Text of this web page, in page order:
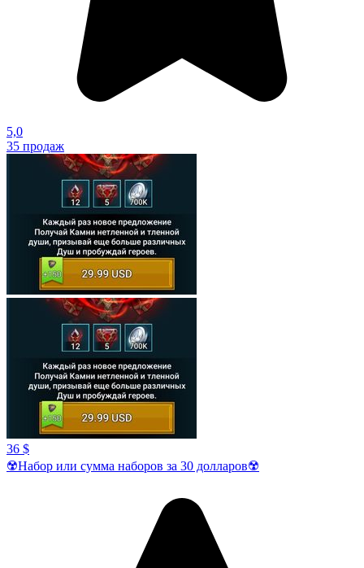
5,0
35 продаж
36 $
☢️Набор или сумма наборов за 30 долларов☢️